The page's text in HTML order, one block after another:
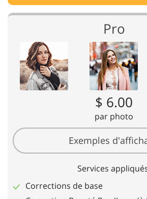
Pro
$ 6.00
par photo
Exemples
Services
Corrections de base